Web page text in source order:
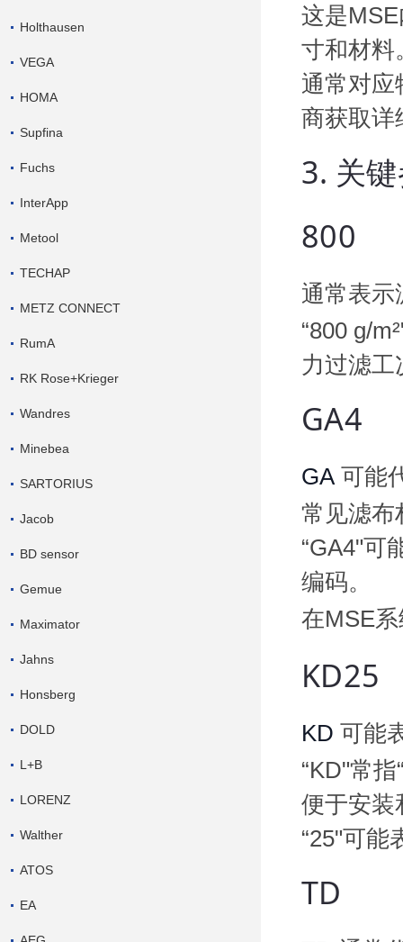
Holthausen
VEGA
HOMA
Supfina
Fuchs
InterApp
Metool
TECHAP
METZ CONNECT
RumA
RK Rose+Krieger
Wandres
Minebea
SARTORIUS
Jacob
BD sensor
Gemue
Maximator
Jahns
Honsberg
DOLD
L+B
LORENZ
Walther
ATOS
EA
这是
寸和材料
通常对应
商获取详
3. 关
800
通常表示
“800 g/
力过滤工
GA4
GA 可能
常见滤布
“GA4"可
编码。
在MSE
KD25
KD 可能
“KD"常
便于安装
“25"可能
TD